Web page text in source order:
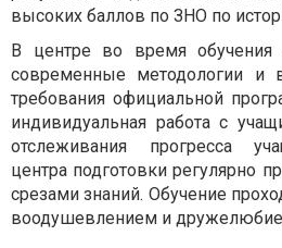
высоких баллов по ЗНО по
В центре во время обучения
современные методологии и
требования официальной
индивидуальная работа с
отслеживания прогресса
центра подготовки регулярно
срезами знаний. Обучение
воодушевлением и